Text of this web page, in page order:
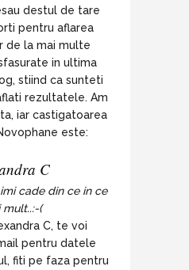
destul de tare
pentru aflarea
de la mai multe
in ultima
stiind ca sunteti
rezultatele. Am
iar castigatoarea
este:
C
cade din ce in ce
mult..:-(
C, te voi
pentru datele
fiti pe faza pentru